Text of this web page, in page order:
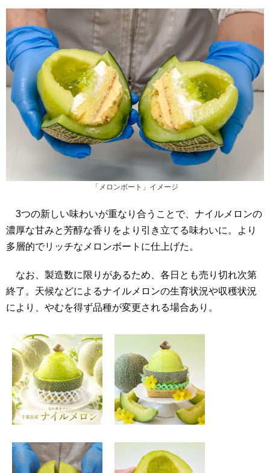
「メロンボート」イメージ
3つの新しい味わいが重なり合うことで、ナイルメロンの
濃厚な甘みと芳醇な香りをより引き立てる味わいに。より
多層的でリッチなメロンボートに仕上げた。
なお、製造数に限りがあるため、各日とも売り切れ次第
終了。天候などによるナイルメロンの生育状況や収穫状況
により、やむを得ず品種が変更される場合あり。